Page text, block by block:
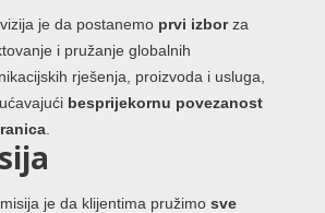
je da postanemo prvi izborza
i pružanje globalnih
rješenja, proizvoda i usluga,
besprijekornu povezanost
je da klijentima pružimo sve